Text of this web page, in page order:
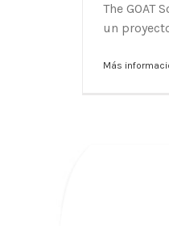
The GOAT
un
Más